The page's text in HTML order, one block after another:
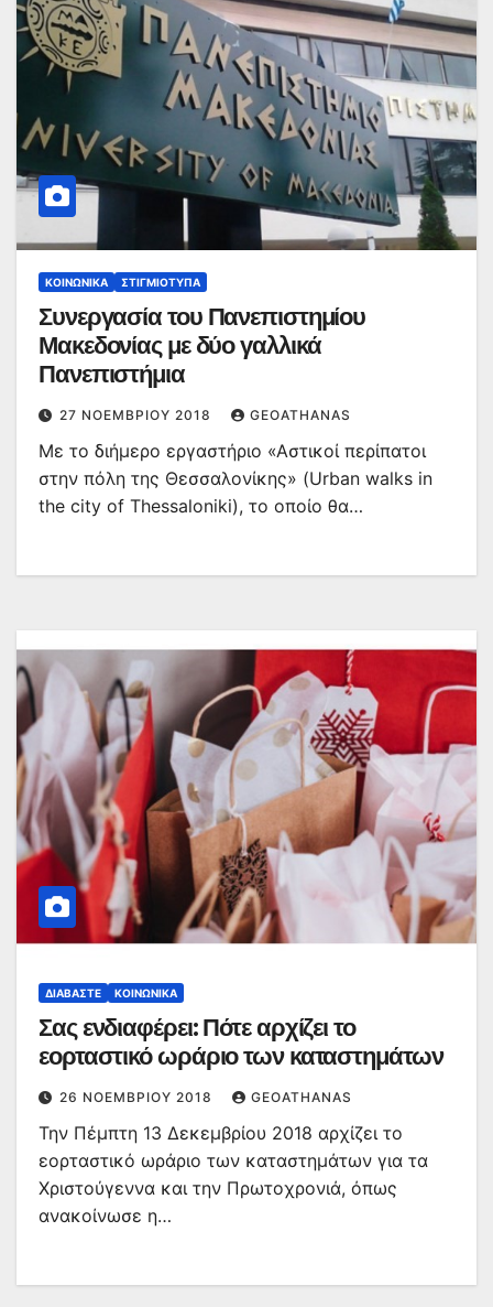
ΚΟΙΝΩΝΙΚΆ ΣΤΙΓΜΙΌΤΥΠΑ
Συνεργασία του Πανεπιστημίου
Μακεδονίας με δύο γαλλικά
Πανεπιστήμια
27 ΝΟΕΜΒΡΊΟΥ 2018 GEOATHANAS
Με το διήμερο εργαστήριο «Αστικοί περίπατοι
στην πόλη της Θεσσαλονίκης» (Urban walks in
the city of Thessaloniki), το οποίο θα…
ΔΙΑΒΆΣΤΕ ΚΟΙΝΩΝΙΚΆ
Σας ενδιαφέρει: Πότε αρχίζει το
εορταστικό ωράριο των καταστημάτων
26 ΝΟΕΜΒΡΊΟΥ 2018 GEOATHANAS
Την Πέμπτη 13 Δεκεμβρίου 2018 αρχίζει το
εορταστικό ωράριο των καταστημάτων για τα
Χριστούγεννα και την Πρωτοχρονιά, όπως
ανακοίνωσε η…